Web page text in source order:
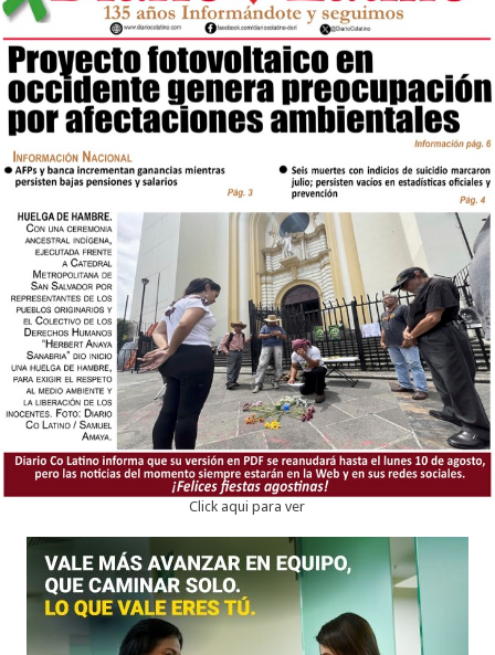
Click aqui para ver